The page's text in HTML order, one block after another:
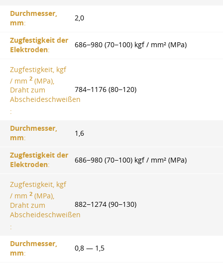
Durchmesser,
mm:
2,0
Zugfestigkeit der
Elektroden:
686−980 (70−100) kgf / mm² (MPa)
Zugfestigkeit, kgf
/ mm 2 (MPa),
Draht zum
Abscheideschweißen
:
784−1176 (80−120)
Durchmesser,
mm:
1,6
Zugfestigkeit der
Elektroden:
686−980 (70−100) kgf / mm² (MPa)
Zugfestigkeit, kgf
/ mm 2 (MPa),
Draht zum
Abscheideschweißen
:
882−1274 (90−130)
Durchmesser,
mm:
0,8 — 1,5